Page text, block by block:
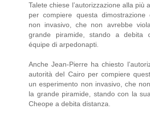
Talete chiese l’autorizzazione alla più
per compiere questa
non invasivo, che non avrebbe
grande piramide, stando a debita
équipe di arpedonapti.
Anche Jean-Pierre ha chiesto
autorità del Cairo per compiere
un esperimento non invasivo, che
la grande piramide, stando con la
Cheope a debita distanza.